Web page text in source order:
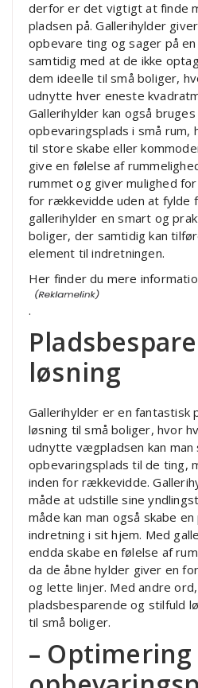
derfor er det vigtigt at finde
pladsen på. Gallerihylder
opbevare ting og sager på
samtidig med at de ikke
dem ideelle til små boliger,
udnytte hver eneste
Gallerihylder kan også
opbevaringsplads i små rum,
til store skabe eller
give en følelse af
rummet og giver mulighed
for rækkevidde uden at fylde
gallerihylder en smart og
boliger, der samtidig kan
element til indretningen.
Her finder du mere
.
løsning
Gallerihylder er en fantastisk
løsning til små boliger, hvor
udnytte vægpladsen kan man
opbevaringsplads til de ting,
inden for rækkevidde.
måde at udstille sine
måde kan man også skabe
indretning i sit hjem. Med
endda skabe en følelse af
da de åbne hylder giver en
og lette linjer. Med andre
pladsbesparende og stilfuld
til små boliger.
–